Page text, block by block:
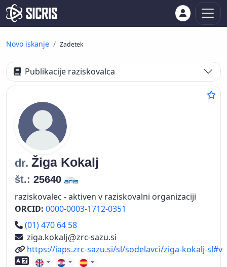
Novo iskanje Zadetek
Publikacije raziskovalca
dr. Žiga Kokalj
št.: 25640
raziskovalec - aktiven v raziskovalni organizaciji
ORCID: 0000-0003-1712-0351
Telefon
(01) 470 64 58
ziga.kokalj
zrc-sazu.si
Spletni naslov
https://iaps.zrc-sazu.si/sl/sodelavci/ziga-kokalj-sl#v
Znanje tujih jezikov